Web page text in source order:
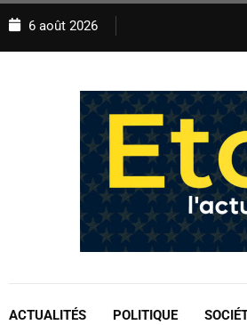
6 août 2026
ACTUALITÉS POLITIQUE